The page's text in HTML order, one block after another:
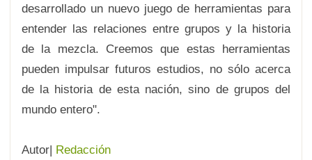
desarrollado un nuevo juego de herramientas para
entender las relaciones entre grupos y la historia
de la mezcla. Creemos que estas herramientas
pueden impulsar futuros estudios, no sólo acerca
de la historia de esta nación, sino de grupos del
mundo entero".
Autor| Redacción